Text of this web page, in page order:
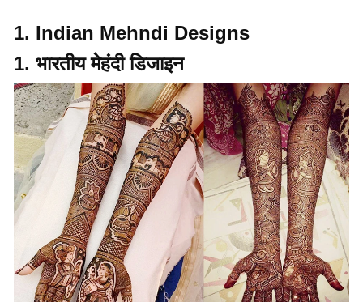
1. Indian Mehndi Designs
1. भारतीय मेहंदी डिजाइन